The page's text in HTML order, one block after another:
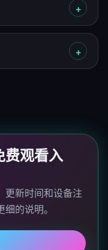
费观看入
更新时间和设备注
的说明。